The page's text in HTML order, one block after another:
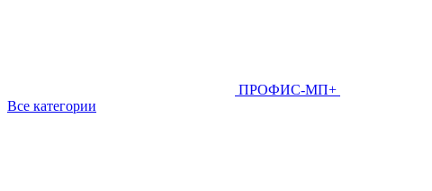
ПРОФИС-МП+
Все категории